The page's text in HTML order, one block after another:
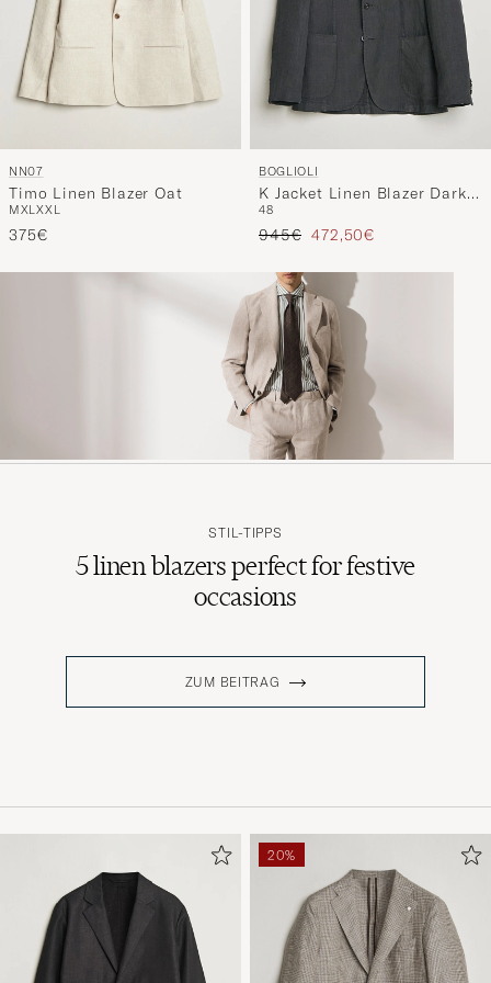
NN07
Timo Linen Blazer Oat
MXLXXL
375€
BOGLIOLI
K Jacket Linen Blazer Dark
Brown
48
Regulärer Preis
945€ Reduzierter Preis
472,50€
20%
STIL-TIPPS
5 linen blazers perfect for festive
occasions
ZUM BEITRAG